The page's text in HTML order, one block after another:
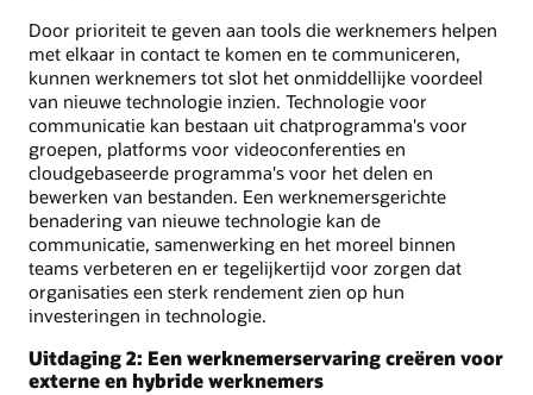
Door prioriteit te geven aan tools die werknemers helpen
met elkaar in contact te komen en te communiceren,
kunnen werknemers tot slot het onmiddellijke voordeel
van nieuwe technologie inzien. Technologie voor
communicatie kan bestaan uit chatprogramma's voor
groepen, platforms voor videoconferenties en
cloudgebaseerde programma's voor het delen en
bewerken van bestanden. Een werknemersgerichte
benadering van nieuwe technologie kan de
communicatie, samenwerking en het moreel binnen
teams verbeteren en er tegelijkertijd voor zorgen dat
organisaties een sterk rendement zien op hun
investeringen in technologie.
Uitdaging 2: Een werknemerservaring creëren voor
externe en hybride werknemers